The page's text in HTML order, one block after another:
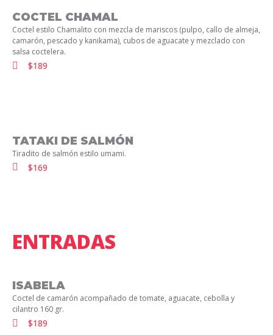
COCTEL CHAMAL
Coctel estilo Chamalito con mezcla de mariscos (pulpo, callo de almeja,
camarón, pescado y kanikama), cubos de aguacate y mezclado con
salsa coctelera.
$189
TATAKI DE SALMÓN
Tiradito de salmón estilo umami.
$169
ENTRADAS
ISABELA
Coctel de camarón acompañado de tomate, aguacate, cebolla y
cilantro 160 gr.
$189